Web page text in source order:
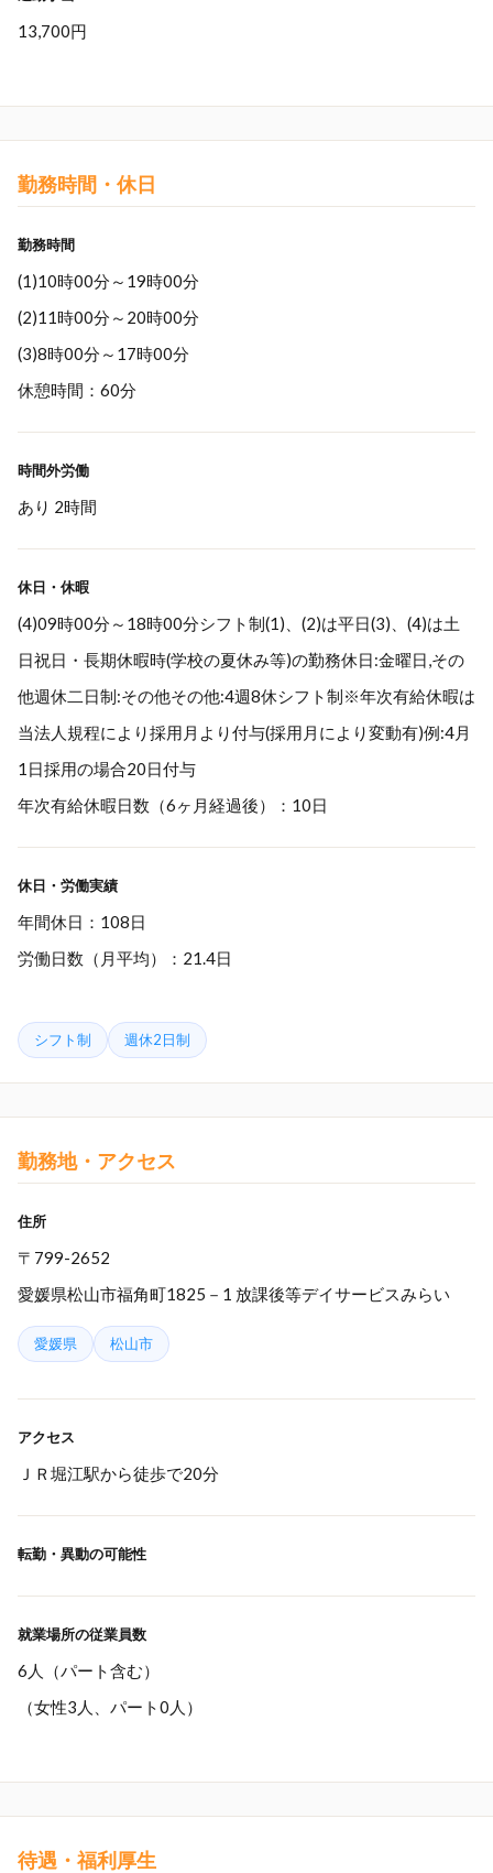
13,700円
勤務時間・休日
勤務時間
(1)10時00分～19時00分
(2)11時00分～20時00分
(3)8時00分～17時00分
休憩時間：60分
時間外労働
あり 2時間
休日・休暇
(4)09時00分～18時00分シフト制(1)、(2)は平日(3)、(4)は土
日祝日・長期休暇時(学校の夏休み等)の勤務休日:金曜日,その
他週休二日制:その他その他:4週8休シフト制※年次有給休暇は
当法人規程により採用月より付与(採用月により変動有)例:4月
1日採用の場合20日付与
年次有給休暇日数（6ヶ月経過後）：10日
休日・労働実績
年間休日：108日
労働日数（月平均）：21.4日
シフト制 週休2日制
勤務地・アクセス
住所
〒799-2652
愛媛県松山市福角町1825－1 放課後等デイサービスみらい
愛媛県 松山市
アクセス
ＪＲ堀江駅から徒歩で20分
転勤・異動の可能性
就業場所の従業員数
6人（パート含む）
（女性3人、パート0人）
待遇・福利厚生